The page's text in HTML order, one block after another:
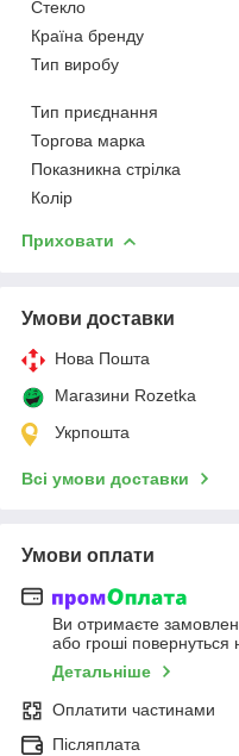
Стекло
Країна бренду
Тип виробу
Тип приєднання
Торгова марка
Показникна стрілка
Колір
Приховати
Умови доставки
Нова Пошта
Магазини Rozetka
Укрпошта
Всі умови доставки
Умови оплати
Ви отримаєте
або гроші повернуться
Детальніше
Оплатити частинами
Післяплата